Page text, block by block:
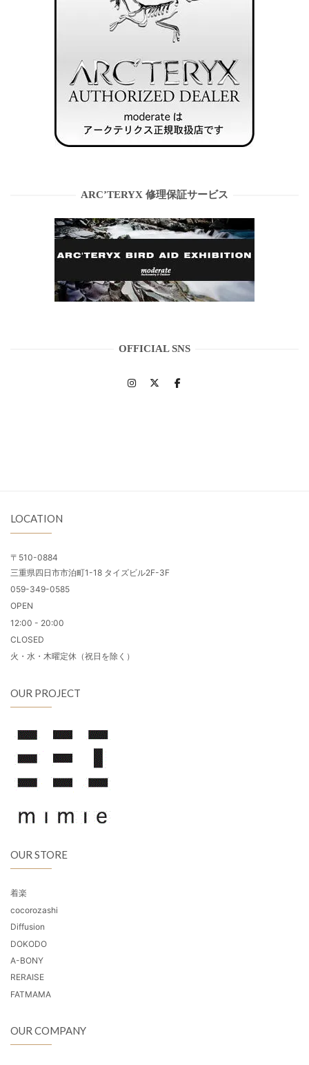
ARC’TERYX 修理保証サービス
OFFICIAL SNS
LOCATION
〒510-0884
三重県四日市市泊町1-18 タイズビル2F-3F
059-349-0585
OPEN
12:00 - 20:00
CLOSED
火・水・木曜定休（祝日を除く）
OUR PROJECT
OUR STORE
着楽
cocorozashi
Diffusion
DOKODO
A-BONY
RERAISE
FATMAMA
OUR COMPANY